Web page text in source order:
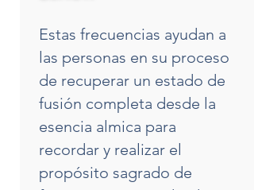
Estas frecuencias ayudan a
las personas en su proceso
de recuperar un estado de
fusión completa desde la
esencia almica para
recordar y realizar el
propósito sagrado de